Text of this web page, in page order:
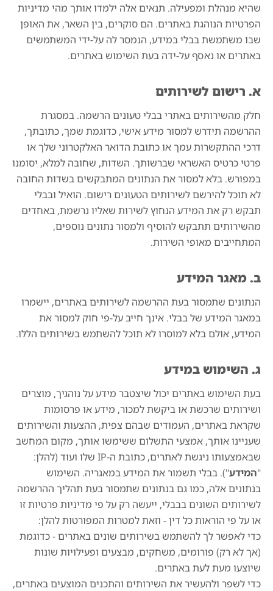
שהיא מנהלת ומפעילה. תנאים אלה ילמדו אותך מהי מדיניות
הפרטיות הנוהגת באתרים. הם סוקרים, בין השאר, את האופן
שבו משתמשת בבלי במידע, הנמסר לה על-ידי המשתמשים
באתרים או נאסף על-ידה בעת השימוש באתרים.
א. רישום לשירותים
חלק מהשירותים באתרי בבלי טעונים הרשמה. במסגרת
ההרשמה תידרש למסור מידע אישי, כדוגמת שמך, כתובתך,
דרכי ההתקשרות עמך או כתובת הדואר האלקטרוני שלך או
פרטי כרטיס האשראי שברשותך. השדות, שחובה למלא, יסומנו
במפורש. בלא למסור את הנתונים המתבקשים בשדות החובה
לא תוכל להירשם לשירותים הטעונים רישום. הואיל ובבלי
תבקש רק את המידע הנחוץ לשירות שאליו נרשמת, באחדים
מהשירותים תתבקש להוסיף ולמסור נתונים נוספים,
המתחייבים מאופי השירות.
ב. מאגר המידע
הנתונים שתמסור בעת ההרשמה לשירותים באתרים, יישמרו
במאגר המידע של בבלי. אינך חייב על-פי חוק למסור את
המידע, אולם בלא למוסרו לא תוכל להשתמש בשירותים הללו.
ג. השימוש במידע
בעת השימוש באתרים יכול שיצטבר מידע על נוהגיך, מוצרים
ושירותים שרכשת או ביקשת למכור, מידע או פרסומות
שקראת באתרים, העמודים שבהם צפית, ההצעות והשירותים
שעניינו אותך, אמצעי התשלום ששימשו אותך, מקום המחשב
שבאמצעותו ניגשת לאתרים, כתובת ה-IP שלו ועוד (להלן:
"המידע"). בבלי תשמור את המידע במאגריה. השימוש
בנתונים אלה, כמו גם בנתונים שתמסור בעת תהליך ההרשמה
לשירותים השונים בבבלי, ייעשה רק על פי מדיניות פרטיות זו
או על פי הוראות כל דין - וזאת למטרות המפורטות להלן:
כדי לאפשר לך להשתמש בשירותים שונים באתרים - כדוגמת
(אך לא רק) פורומים, משחקים, מבצעים ופעילויות שונות
שיוצעו מעת לעת באתרים.
כדי לשפר ולהעשיר את השירותים והתכנים המוצעים באתרים,